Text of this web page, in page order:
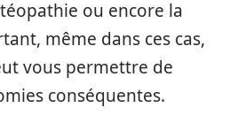
ou encore la
même dans ces cas,
vous permettre de
conséquentes.